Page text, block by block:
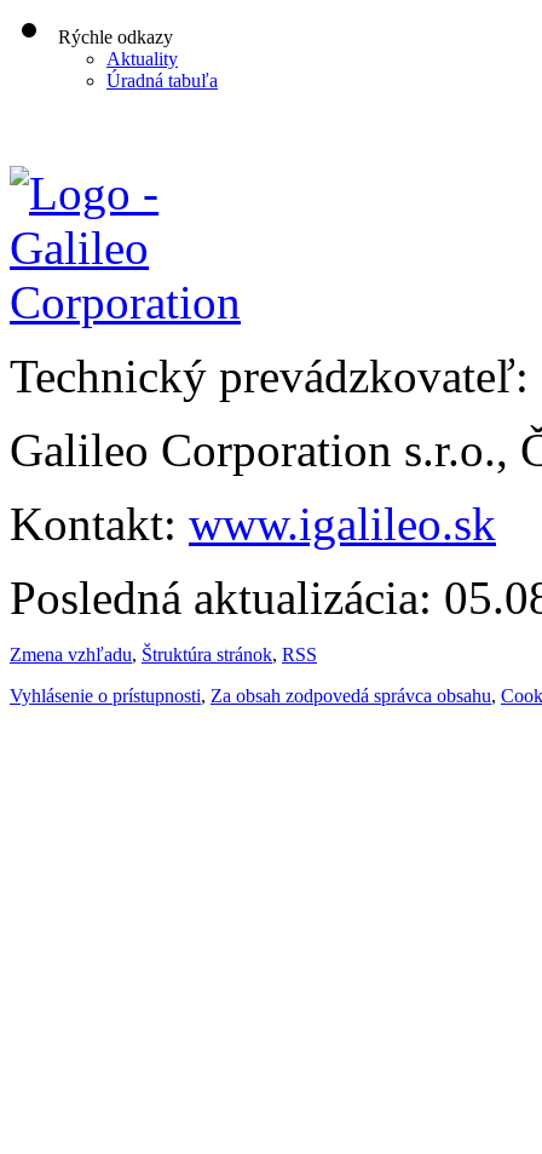
Rýchle odkazy
Aktuality
Úradná tabuľa
Technický prevádzkovateľ:
Galileo Corporation s.r.o.,
Kontakt: www.igalileo.sk
Posledná aktualizácia:
Zmena vzhľadu, Štruktúra stránok, RSS
Vyhlásenie o prístupnosti, Za obsah zodpovedá správca obsahu,